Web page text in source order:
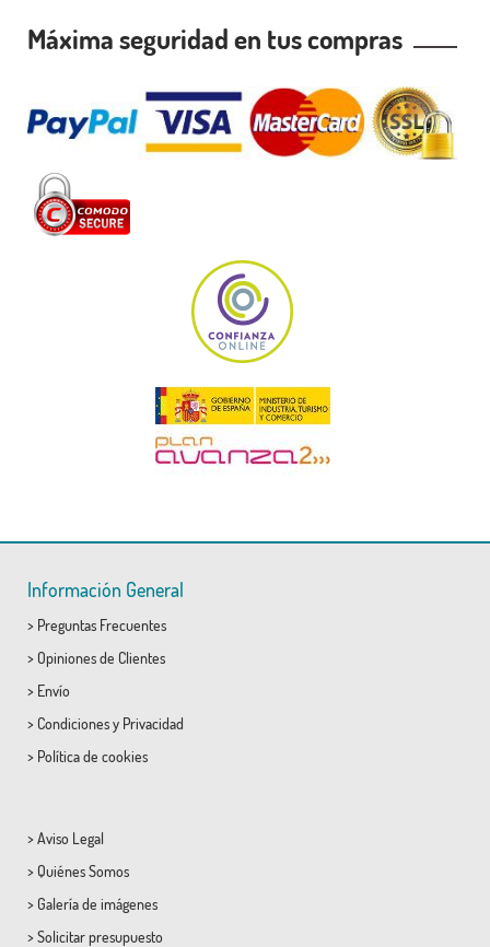
Máxima seguridad en tus compras
Información General
> Preguntas Frecuentes
> Opiniones de Clientes
> Envío
> Condicionesy Privacidad
> Política de cookies
> Aviso Legal
> Quiénes Somos
> Galería de imágenes
> Solicitar presupuesto